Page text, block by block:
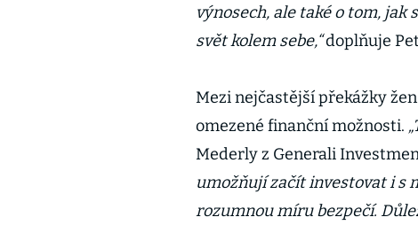
výnosech, ale také o tom,
svět kolem sebe,“doplňuje
Mezi nejčastější překážky
omezené finanční možnosti.
Mederly z Generali
umožňují začít investovat i s
rozumnou míru bezpečí.